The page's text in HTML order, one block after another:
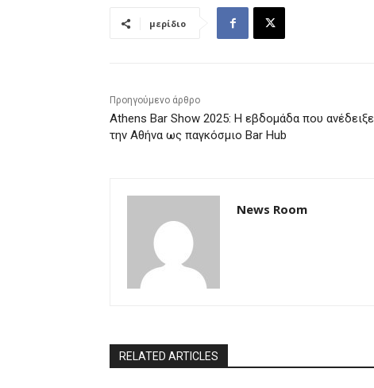
μερίδιο
Προηγούμενο άρθρο
Athens Bar Show 2025: Η εβδομάδα που ανέδειξε
την Αθήνα ως παγκόσμιο Bar Hub
News Room
RELATED ARTICLES